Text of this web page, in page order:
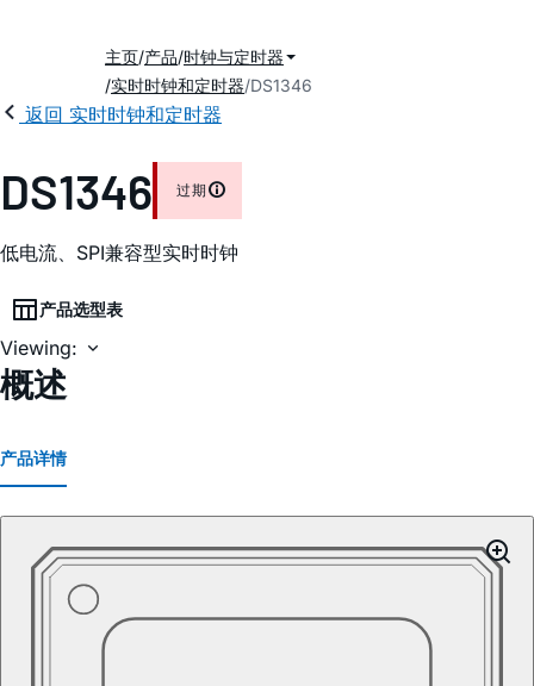
主页 产品 时钟与定时器
实时时钟和定时器 DS1346
返回 实时时钟和定时器
DS1346 过期
低电流、SPI兼容型实时时钟
产品选型表
Viewing:
概述
产品详情